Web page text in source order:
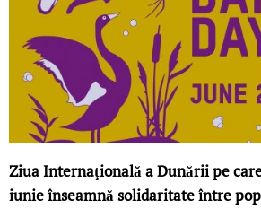
Ziua Internaţională a Dunării pe
iunie înseamnă solidaritate între